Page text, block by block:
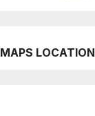
MAPS LOCATION